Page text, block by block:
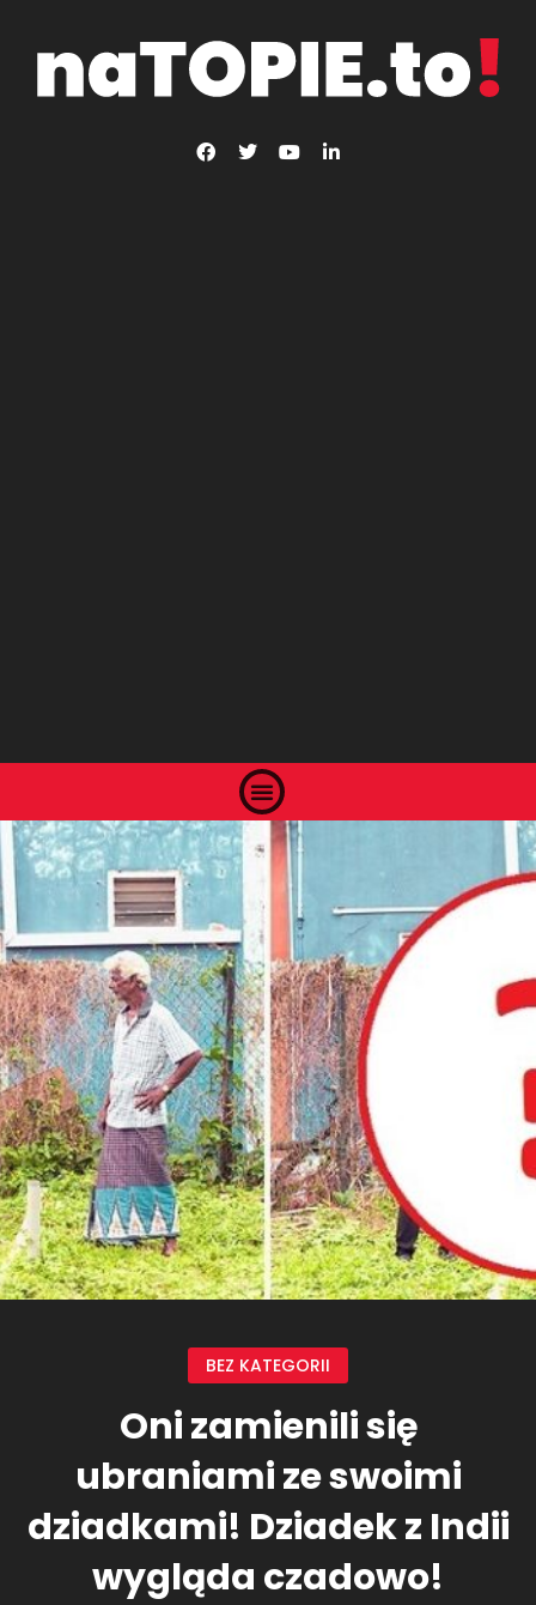
BEZ KATEGORII
Oni zamienili się
ubraniami ze swoimi
dziadkami! Dziadek z Indii
wygląda czadowo!